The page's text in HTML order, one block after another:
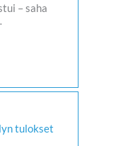
– saha
tulokset